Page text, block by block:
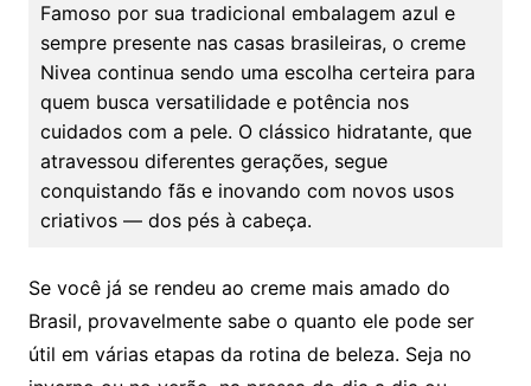
Famoso por sua tradicional embalagem azul e
sempre presente nas casas brasileiras, o creme
Nivea continua sendo uma escolha certeira para
quem busca versatilidade e potência nos
cuidados com a pele. O clássico hidratante, que
atravessou diferentes gerações, segue
conquistando fãs e inovando com novos usos
criativos — dos pés à cabeça.
Se você já se rendeu ao creme mais amado do
Brasil, provavelmente sabe o quanto ele pode ser
útil em várias etapas da rotina de beleza. Seja no